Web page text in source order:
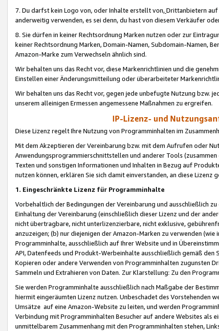
7. Du darfst kein Logo von, oder Inhalte erstellt von,Drittanbietern auf
anderweitig verwenden, es sei denn, du hast von diesem Verkäufer
8. Sie dürfen in keiner Rechtsordnung Marken nutzen oder zur
keiner Rechtsordnung Marken, Domain-Namen, Subdomain-Namen,
Amazon-Marke zum Verwechseln ähnlich sind.
Wir behalten uns das Recht vor, diese Markenrichtlinien und die
Einstellen einer Änderungsmitteilung oder überarbeiteter
Wir behalten uns das Recht vor, gegen jede unbefugte Nutzung bzw.
unserem alleinigen Ermessen angemessene Maßnahmen zu ergreifen.
IP-Lizenz- und
Diese Lizenz regelt Ihre Nutzung von Programminhalten im
Mit dem Akzeptieren der Vereinbarung bzw. mit dem Aufrufen oder
Anwendungsprogrammierschnittstellen und anderer Tools (zusammen
Texten und sonstigen Informationen und Inhalten in Bezug auf
nutzen können, erklären Sie sich damit einverstanden, an diese Lizenz
1. Eingeschränkte Lizenz für Programminhalte
Vorbehaltlich der Bedingungen der Vereinbarung und ausschließlich
Einhaltung der Vereinbarung (einschließlich dieser Lizenz und der
nicht übertragbare, nicht unterlizenzierbare, nicht exklusive,
anzuzeigen; (b) nur diejenigen der Amazon-Marken zu verwenden
Programminhalte, ausschließlich auf Ihrer Website und in
API, Datenfeeds und Produkt-Werbeinhalte ausschließlich gemäß
Kopieren oder andere Verwenden von Programminhalten zugunsten
Sammeln und Extrahieren von Daten. Zur Klarstellung: Zu den
Sie werden Programminhalte ausschließlich nach Maßgabe der
hiermit eingeräumten Lizenz nutzen. Unbeschadet des Vorstehenden
Umsätze auf eine Amazon-Website zu leiten, und werden
Verbindung mit Programminhalten Besucher auf andere Websites als
unmittelbarem Zusammenhang mit den Programminhalten stehen,